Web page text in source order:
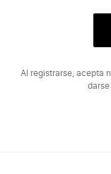
Al registrarse, acepta